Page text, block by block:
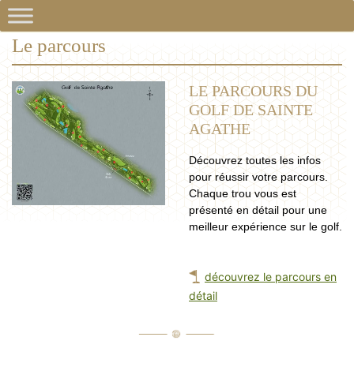
Le parcours
LE PARCOURS DU
GOLF DE SAINTE
AGATHE
Découvrez toutes les infos
pour réussir votre parcours.
Chaque trou vous est
présenté en détail pour une
meilleur expérience sur le golf.
découvrez le parcours en
détail